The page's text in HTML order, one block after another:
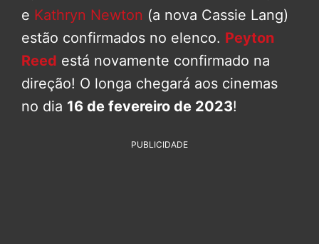
e Kathryn Newton (a nova Cassie Lang)
estão confirmados no elenco. Peyton
Reed está novamente confirmado na
direção! O longa chegará aos cinemas
no dia 16 de fevereiro de 2023!
PUBLICIDADE